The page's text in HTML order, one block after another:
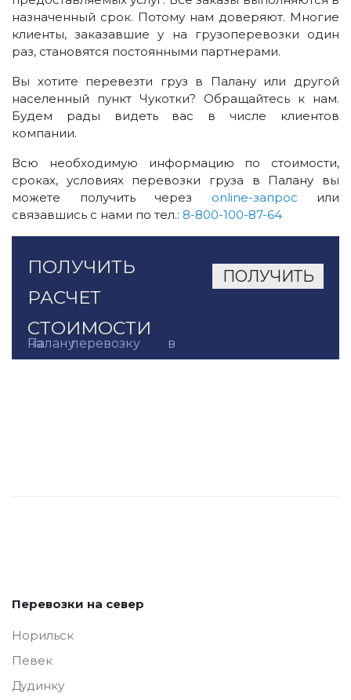
назначенный срок. Потому нам доверяют. Многие
клиенты, заказавшие у на грузоперевозки один
раз, становятся постоянными партнерами.
Вы хотите перевезти груз в Палану или другой
населенный пункт Чукотки? Обращайтесь к нам.
Будем рады видеть вас в числе клиентов
компании.
Всю необходимую информацию по стоимости,
сроках, условиях перевозки груза в Палану вы
можете получить через online-запрос или
связавшись с нами по тел.: 8-800-100-87-64
ПОЛУЧИТЬ
РАСЧЕТ
СТОИМОСТИ
на перевозку в Палану
Перевозки на север
Норильск
Певек
Дудинку